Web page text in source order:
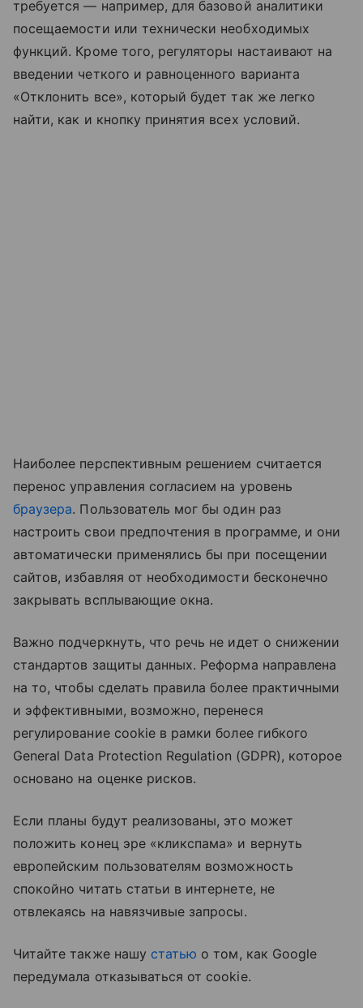
требуется — например, для базовой аналитики
посещаемости или технически необходимых
функций. Кроме того, регуляторы настаивают на
введении четкого и равноценного варианта
«Отклонить все», который будет так же легко
найти, как и кнопку принятия всех условий.
Наиболее перспективным решением считается
перенос управления согласием на уровень
браузера. Пользователь мог бы один раз
настроить свои предпочтения в программе, и они
автоматически применялись бы при посещении
сайтов, избавляя от необходимости бесконечно
закрывать всплывающие окна.
Важно подчеркнуть, что речь не идет о снижении
стандартов защиты данных. Реформа направлена
на то, чтобы сделать правила более практичными
и эффективными, возможно, перенеся
регулирование cookie в рамки более гибкого
General Data Protection Regulation (GDPR), которое
основано на оценке рисков.
Если планы будут реализованы, это может
положить конец эре «кликспама» и вернуть
европейским пользователям возможность
спокойно читать статьи в интернете, не
отвлекаясь на навязчивые запросы.
Читайте также нашу статью о том, как Google
передумала отказываться от cookie.